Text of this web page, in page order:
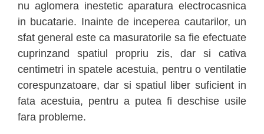
nu aglomera inestetic aparatura electrocasnica
in bucatarie. Inainte de inceperea cautarilor, un
sfat general este ca masuratorile sa fie efectuate
cuprinzand spatiul propriu zis, dar si cativa
centimetri in spatele acestuia, pentru o ventilatie
corespunzatoare, dar si spatiul liber suficient in
fata acestuia, pentru a putea fi deschise usile
fara probleme.